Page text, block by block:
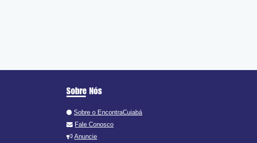
Sobre Nós
Sobre o EncontraCuiabá
Fale Conosco
Anuncie